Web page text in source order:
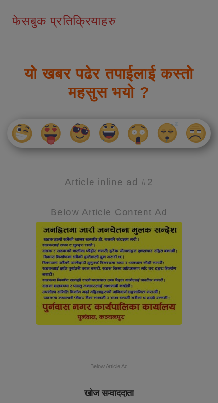
फेसबुक प्रतिक्रियाहरु
यो खबर पढेर तपाईलाई कस्तो
महसुस भयो ?
Article inline ad #2
Below Article Content Ad
Below Article Ad
खोज सम्वाददाता